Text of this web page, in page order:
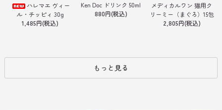
ハレマエ ヴィー
ル・チッピィ 30g
1,485円(税込)
Ken Doc ドリンク 50ml
880円(税込)
メディカルワン 猫用ク
リーミー（まぐろ）15包
2,805円(税込)
もっと見る